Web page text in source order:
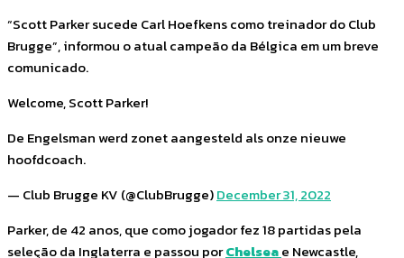
“Scott Parker sucede Carl Hoefkens como treinador do Club
Brugge”, informou o atual campeão da Bélgica em um breve
comunicado.
Welcome, Scott Parker!
De Engelsman werd zonet aangesteld als onze nieuwe
hoofdcoach.
— Club Brugge KV (@ClubBrugge)December 31, 2022
Parker, de 42 anos, que como jogador fez 18 partidas pela
seleção da Inglaterra e passou porChelseae Newcastle,